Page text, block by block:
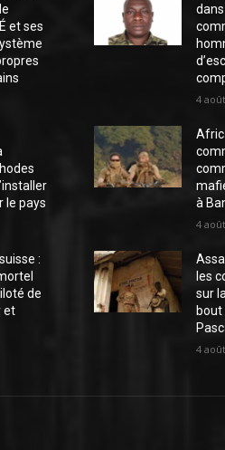
et ses
le pays
:
de
et
4
à
4
les
sur
4